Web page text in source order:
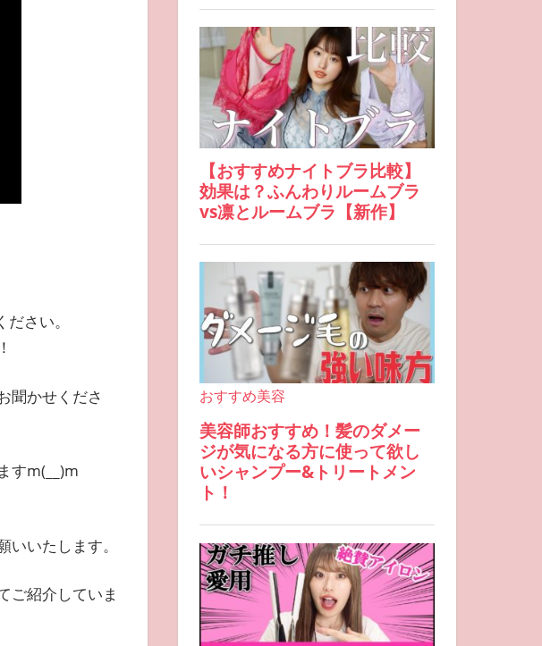
さい。
聞かせくださ
すm(__)m
いたします。
ご紹介していま